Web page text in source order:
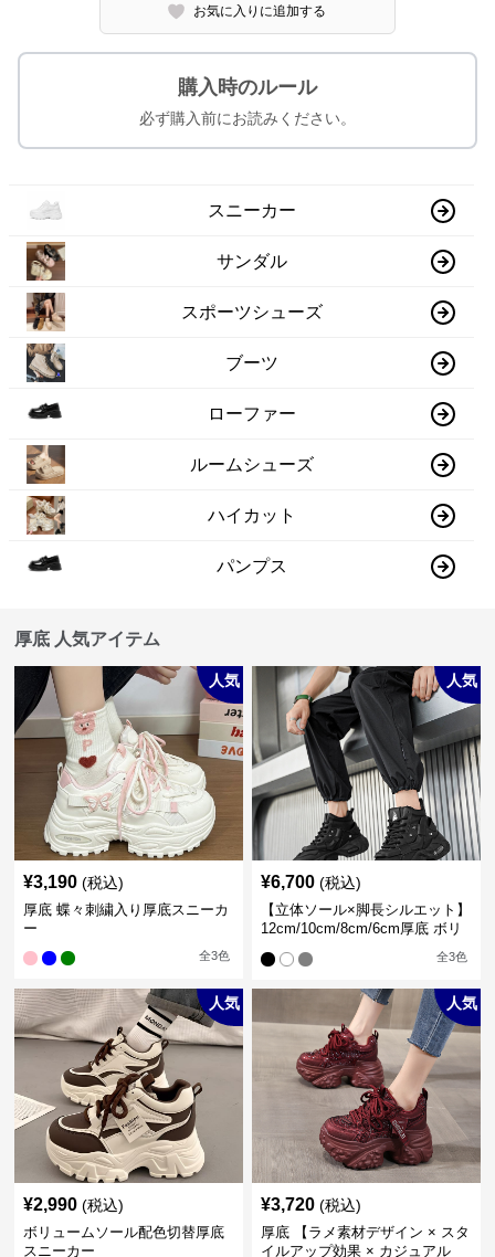
お気に入りに追加する
購入時のルール
必ず購入前にお読みください。
スニーカー
サンダル
スポーツシューズ
ブーツ
ローファー
ルームシューズ
ハイカット
パンプス
厚底 人気アイテム
人気
¥3,190 (税込)
厚底 蝶々刺繍入り厚底スニーカ
ー
全3色
人気
¥6,700 (税込)
【立体ソール×脚長シルエット】
12cm/10cm/8cm/6cm厚底 ボリ
ュームソール立体設計ハイカッ
トスニーカー｜スニーカー・ハ
イカット
全3色
人気
¥2,990 (税込)
ボリュームソール配色切替厚底
スニーカー
人気
¥3,720 (税込)
厚底 【ラメ素材デザイン × スタ
イルアップ効果 × カジュアル